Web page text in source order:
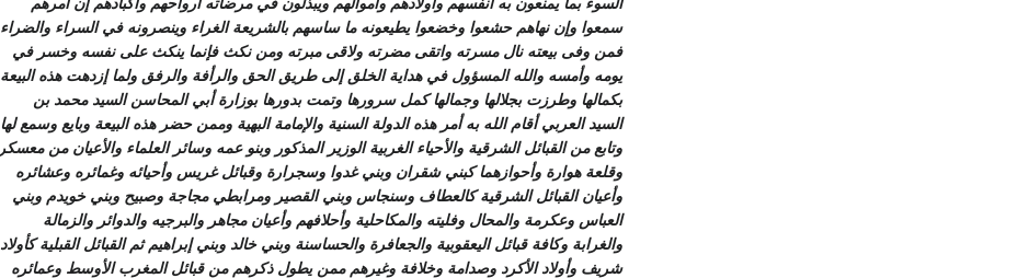
سمعوا وإن نهاهم حشعوا وخضعوا يطيعونه ما ساسهم بالشريعة الغراء وينصرونه في السراء والضراء
فمن وفى بيعته نال مسرته واتقى مضرته ولاقى مبرته ومن نكث فإنما ينكث على نفسه وخسر في
يومه وأمسه والله المسؤول في هداية الخلق إلى طريق الحق والرأفة والرفق ولما إزدهت هذه البيعة
بكمالها وطرزت بجلالها وجمالها كمل سرورها وتمت بدورها بوزارة أبي المحاسن السيد محمد بن
السيد العربي أقام الله به أمر هذه الدولة السنية والإمامة البهية وممن حضر هذه البيعة وبايع وسمع لها
وتابع من القبائل الشرقية والأحياء الغربية الوزير المذكور وبنو عمه وسائر العلماء والأعيان من معسكر
وقلعة هوارة وأحوازهما كبني شقران وبني غدوا وسجرارة وقبائل غريس وأحيائه وغمائره وعشائره
وأعيان القبائل الشرقية كالعطاف وسنجاس وبني القصير ومرابطي مجاجة وصبيح وبني خويدم وبني
العباس وعكرمة والمحال وفليته والمكاحلية وأحلافهم وأعيان مجاهر والبرجيه والدوائر والزمالة
والغرابة وكافة قبائل اليعقوبية والجعافرة والحساسنة وبني خالد وبني إبراهيم ثم القبائل القبلية كأولاد
شريف وأولاد الأكرد وصدامة وخلافة وغيرهم ممن يطول ذكرهم من قبائل المغرب الأوسط وعمائره